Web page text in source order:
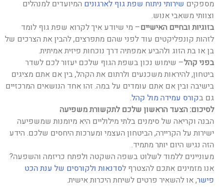
מספקים שירותי ניתוח שפת גוף לארגונים המיועדים למנהלים
וצוותי משאבי אנוש.
בזוגיות ובחיים האישיים– מי שיודע איך לקרוא שפת גוף לומד
לזהות קונפליקטים עוד לפני שהם מתפרצים, להבין את הצרכים של
בן או בת הזוג ולהביע אמפתיה דרך נוכחות פיזית אמיתית.
בפני קהל– שימוש נכון בשפת הגוף שלכם יעזור לכם לשדר
ביטחון, להיראות משכנעים ולרתום את הקהל, בין אם אתם מציגים
בישיבה ובין אם אתם עומדים על במה. זהו אחד הנושאים המרכזיים
גם בקורס עמידה מול קהל.
לסיכום: הצעד הראשון שלכם לתקשורת משפיעה
הבנה וקריאה של סימנים בלתי מילוליים היא מיומנות שמשפיעה
ישירות על הקריירה, הביטחון העצמי ומערכות היחסים שלכם. הידע
הזה נגיש היום יותר מתמיד.
מעוניינים ללמוד לשלוט בשפה השקטה ולפתח כריזמה והשפעה?
אנו מזמינים אתכם להצטרף לסדנאות ולקורסים של ענת הכט
פישר, או להשאיר פרטים לשיחת היכרות אישית.